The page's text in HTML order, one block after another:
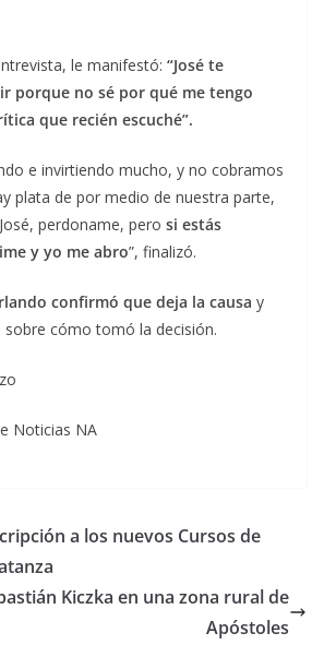
le manifestó: “José te
porque no sé por qué me tengo
que recién escuché”.
e invirtiendo mucho, y no cobramos
plata de por medio de nuestra parte,
perdoname, pero si estás
y yo me abro”, finalizó.
confirmó que deja la causa y
sobre cómo tomó la decisión.
Noticias NA
a los nuevos Cursos de
Kiczka en una zona rural de
Apóstoles